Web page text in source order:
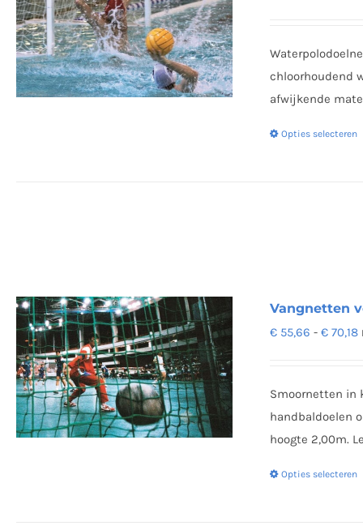
chloorhoudend
afwijkende
Opties selecteren
Vangnetten
€ 55,66 - € 70,18
Smoornetten in
handbaldoelen
hoogte 2,00m.
Opties selecteren